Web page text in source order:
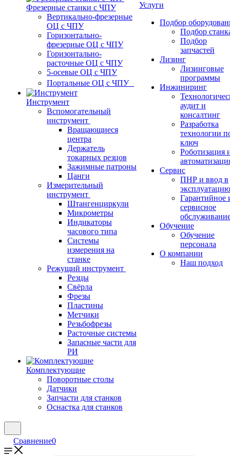
Фрезерные станки с ЧПУ
Вертикально-фрезерные
ОЦ с ЧПУ
Горизонтально-
фрезерные ОЦ с ЧПУ
Горизонтально-
расточные ОЦ с ЧПУ
5-осевые ОЦ с ЧПУ
Портальные ОЦ с ЧПУ
Инструмент
Вспомогательный
инструмент
Вращающиеся
центра
Держатель
токарных резцов
Зажимные патроны
Цанги
Измерительный
инструмент
Штангенциркули
Микрометры
Индикаторы
часового типа
Системы
измерения на
станке
Режущий инструмент
Резцы
Свёрла
Фрезы
Пластины
Метчики
Резьбофрезы
Расточные системы
Запасные части для
РИ
Комплектующие
Поворотные столы
Датчики
Запчасти для станков
Оснастка для станков
Услуги
Подбор
Подбор
Подбор
запчастей
Лизинг
Лизинговые
программы
Инжиниринг
аудит и
консалтинг
Разработка
технологии
ключ
Роботизация
Сервис
ПНР и ввод в
эксплуатацию
Гарантийное
сервисное
Обучение
Обучение
персонала
О компании
Наш подход
Сравнение0